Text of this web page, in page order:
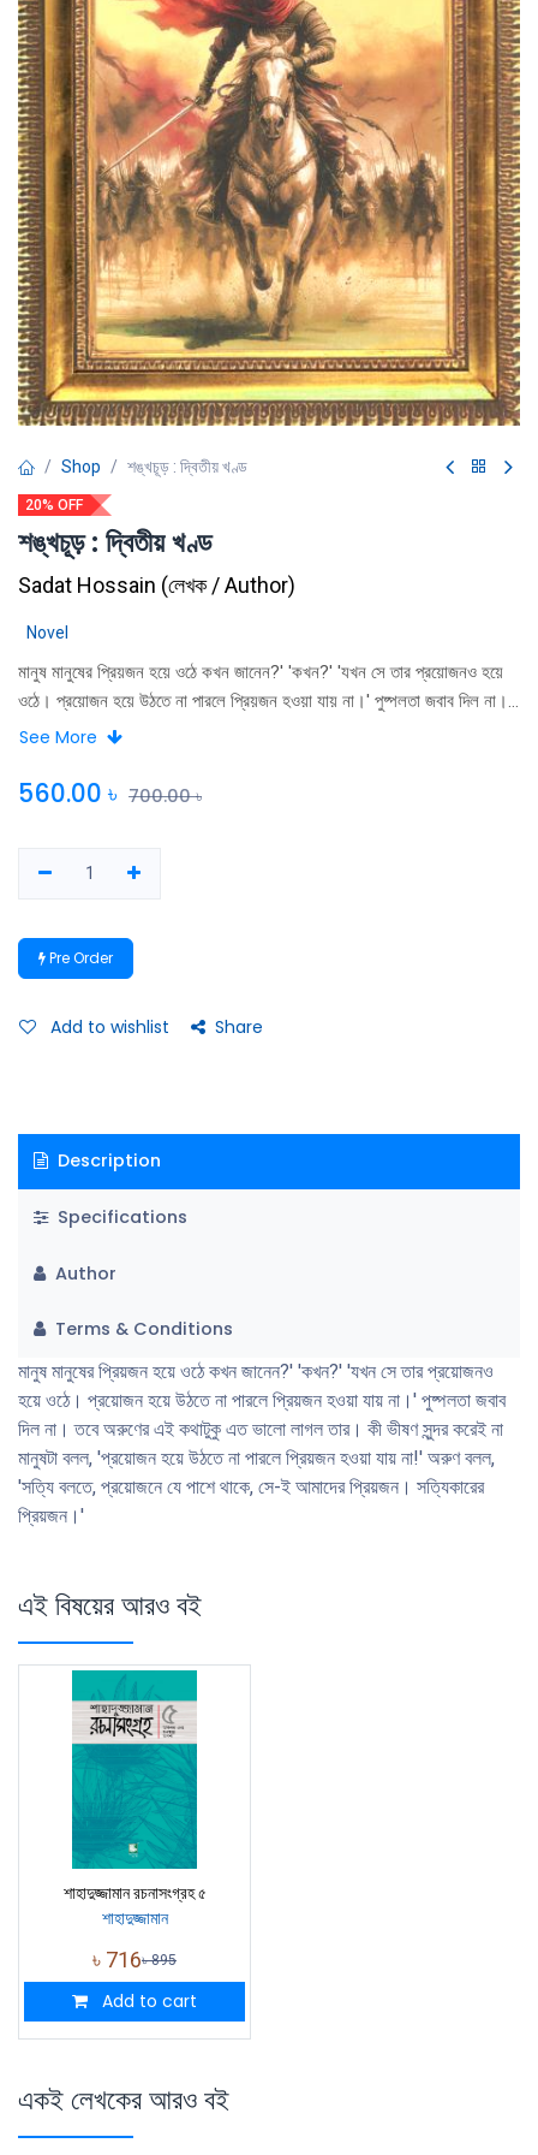
Shop শঙ্খচূড় : দ্বিতীয় খণ্ড
20% OFF
শঙ্খচূড় : দ্বিতীয় খণ্ড
Sadat Hossain (লেখক / Author)
Novel
মানুষ মানুষের প্রিয়জন হয়ে ওঠে কখন জানেন?' 'কখন?' 'যখন সে তার প্রয়োজনও হয়ে
ওঠে। প্রয়োজন হয়ে উঠতে না পারলে প্রিয়জন হওয়া যায় না।' পুষ্পলতা জবাব দিল না।
তবে অরুণের এই কথাটুকু এত ভালো লাগল তার। কী ভীষণ সুন্দর করেই না মানুষটা বলল,
প্রয়োজনে যে পাশে থাকে, সে-ই আমাদের প্রিয়জন। সত্যিকারের প্রিয়জন।'
See More
560.00 ৳ 700.00৳
Pre Order
Add to wishlist Share
Description
Specifications
Author
Terms & Conditions
মানুষ মানুষের প্রিয়জন হয়ে ওঠে কখন জানেন?' 'কখন?' 'যখন সে তার প্রয়োজনও
হয়ে ওঠে। প্রয়োজন হয়ে উঠতে না পারলে প্রিয়জন হওয়া যায় না।' পুষ্পলতা জবাব
দিল না। তবে অরুণের এই কথাটুকু এত ভালো লাগল তার। কী ভীষণ সুন্দর করেই না
মানুষটা বলল, 'প্রয়োজন হয়ে উঠতে না পারলে প্রিয়জন হওয়া যায় না!' অরুণ বলল,
'সত্যি বলতে, প্রয়োজনে যে পাশে থাকে, সে-ই আমাদের প্রিয়জন। সত্যিকারের
প্রিয়জন।'
এই বিষয়ের আরও বই
শাহাদুজ্জামান রচনাসংগ্রহ ৫
শাহাদুজ্জামান
৳ 716৳895
Add to cart
একই লেখকের আরও বই